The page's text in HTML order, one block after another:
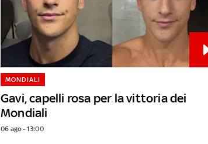
Gavi, capelli rosa per la vittoria dei
Mondiali
MONDIALI
06 ago - 13:00